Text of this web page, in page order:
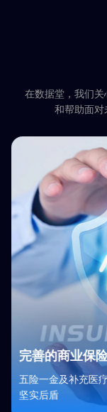
在数据堂，我们
和帮助面对
完善的商业保
五险一金及补充医
坚实后盾